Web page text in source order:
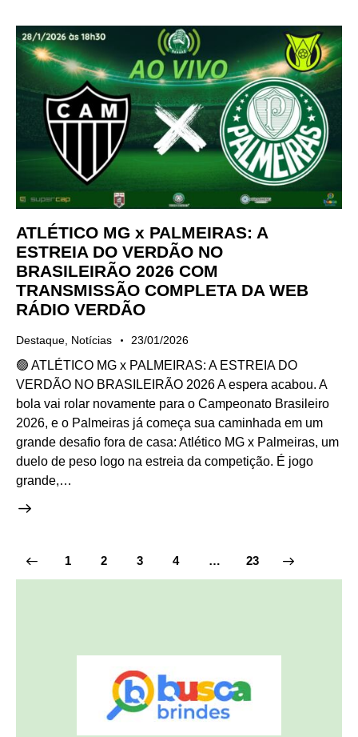
ATLÉTICO MG x PALMEIRAS: A
ESTREIA DO VERDÃO NO
BRASILEIRÃO 2026 COM
TRANSMISSÃO COMPLETA DA WEB
RÁDIO VERDÃO
Destaque Notícias 23/01/2026
🟢 ATLÉTICO MG x PALMEIRAS: A ESTREIA DO
VERDÃO NO BRASILEIRÃO 2026 A espera acabou. A
bola vai rolar novamente para o Campeonato Brasileiro
2026, e o Palmeiras já começa sua caminhada em um
grande desafio fora de casa: Atlético MG x Palmeiras, um
duelo de peso logo na estreia da competição. É jogo
grande,…
1 2 3 4 … 23
>